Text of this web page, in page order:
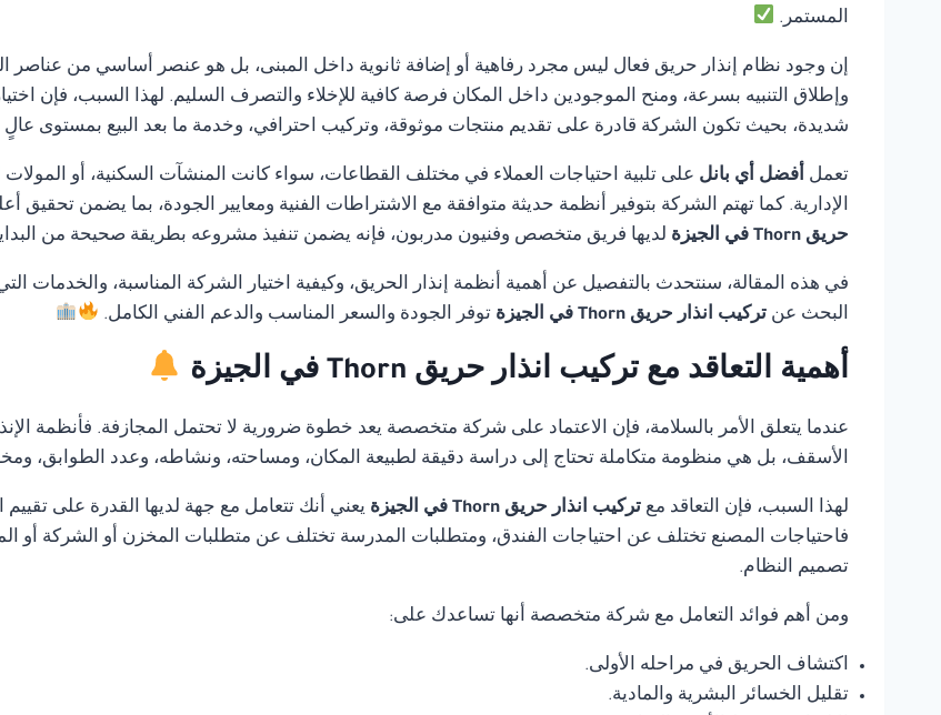
المستمر.
إن وجود نظام إنذار حريق فعال ليس مجرد رفاهية أو إضافة ثانوية داخل المبنى، بل هو عنصر أساسي من عناصر
وإطلاق التنبيه بسرعة، ومنح الموجودين داخل المكان فرصة كافية للإخلاء والتصرف السليم. لهذا السبب، فإن
شديدة، بحيث تكون الشركة قادرة على تقديم منتجات موثوقة، وتركيب احترافي، وخدمة ما بعد البيع بمستوى
تعمل أفضل أي بانل على تلبية احتياجات العملاء في مختلف القطاعات، سواء كانت المنشآت السكنية، أو المولات
الإدارية. كما تهتم الشركة بتوفير أنظمة حديثة متوافقة مع الاشتراطات الفنية ومعايير الجودة، بما يضمن تحقيق
حريق Thorn في الجيزة
لديها فريق متخصص وفنيون مدربون، فإنه يضمن تنفيذ مشروعه بطريقة صحيحة من
في هذه المقالة، سنتحدث بالتفصيل عن أهمية أنظمة إنذار الحريق، وكيفية اختيار الشركة المناسبة، والخدمات
البحث عن تركيب انذار حريق Thorn في الجيزة توفر الجودة والسعر المناسب والدعم الفني الكامل.
أهمية التعاقد مع تركيب انذار حريق Thorn في الجيزة
عندما يتعلق الأمر بالسلامة، فإن الاعتماد على شركة متخصصة يعد خطوة ضرورية لا تحتمل المجازفة. فأنظمة
الأسقف، بل هي منظومة متكاملة تحتاج إلى دراسة دقيقة لطبيعة المكان، ومساحته، ونشاطه، وعدد الطوابق،
لهذا السبب، فإن التعاقد مع تركيب انذار حريق Thorn في الجيزة
يعني أنك تتعامل مع جهة لديها القدرة على
فاحتياجات المصنع تختلف عن احتياجات الفندق، ومتطلبات المدرسة تختلف عن متطلبات المخزن أو الشركة أو
تصميم النظام.
ومن أهم فوائد التعامل مع شركة متخصصة أنها تساعدك على:
اكتشاف الحريق في مراحله الأولى.
تقليل الخسائر البشرية والمادية.